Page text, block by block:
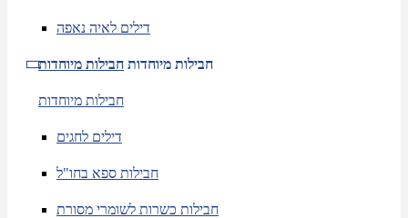
דילים לאיה נאפה
חבילות מיוחדות חבילות מיוחדות
חבילות מיוחדות
דילים לחגים
חבילות ספא בחו"ל
חבילות כשרות לשומרי מסורת